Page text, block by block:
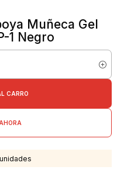
Muñeca Gel
1 Negro
CARRO